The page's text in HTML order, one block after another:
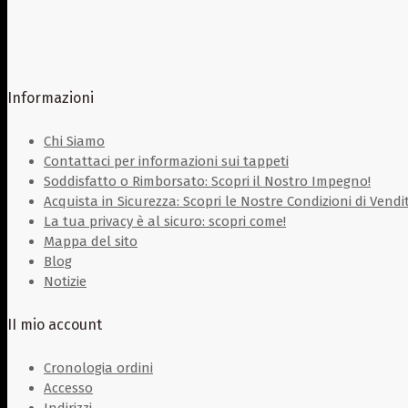
Informazioni
Chi Siamo
Contattaci per informazioni sui tappeti
Soddisfatto o Rimborsato: Scopri il Nostro Impegno!
Acquista in Sicurezza: Scopri le Nostre Condizioni di
La tua privacy è al sicuro: scopri come!
Mappa del sito
Blog
Notizie
II mio account
Cronologia ordini
Accesso